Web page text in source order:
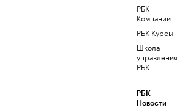
РБК
Компании
РБК Курсы
Школа
управления
РБК
РБК
Новости